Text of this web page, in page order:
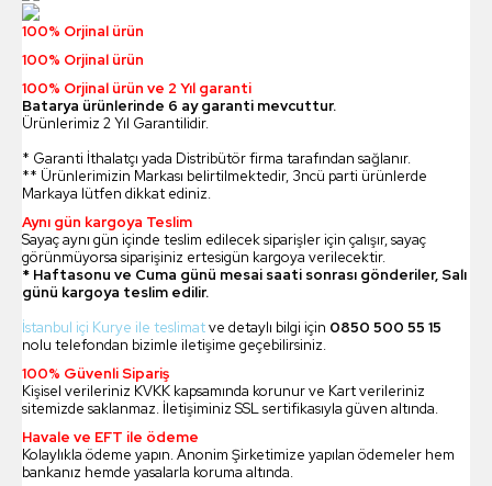
100% Orjinal ürün
100% Orjinal ürün
100% Orjinal ürün ve 2 Yıl garanti
Batarya ürünlerinde 6 ay garanti mevcuttur.
Ürünlerimiz 2 Yıl Garantilidir.
* Garanti İthalatçı yada Distribütör firma tarafından sağlanır.
** Ürünlerimizin Markası belirtilmektedir, 3ncü parti ürünlerde
Markaya lütfen dikkat ediniz.
Aynı gün kargoya Teslim
Sayaç aynı gün içinde teslim edilecek siparişler için çalışır, sayaç
görünmüyorsa siparişiniz ertesigün kargoya verilecektir.
* Haftasonu ve Cuma günü mesai saati sonrası gönderiler, Salı
günü kargoya teslim edilir.
İstanbul içi Kurye ile teslimatve detaylı bilgi için 0850 500 55 15
nolu telefondan bizimle iletişime geçebilirsiniz.
100% Güvenli Sipariş
Kişisel verileriniz KVKK kapsamında korunur ve Kart verileriniz
sitemizde saklanmaz. İletişiminiz SSL sertifikasıyla güven altında.
Havale ve EFT ile ödeme
Kolaylıkla ödeme yapın. Anonim Şirketimize yapılan ödemeler hem
bankanız hemde yasalarla koruma altında.